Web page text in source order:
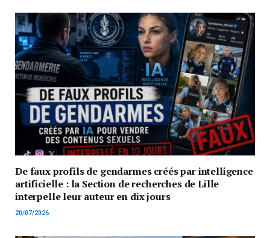
De faux profils de gendarmes créés par intelligence
artificielle : la Section de recherches de Lille
interpelle leur auteur en dix jours
20/07/2026